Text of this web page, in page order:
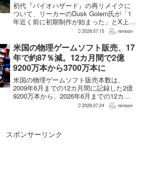
初代『バイオハザード』の再リメイクに
ついて、リーカーのDusk Golem氏が「1
年近く前に初期制作が始まった」とX上で
述べた。同氏によれば、プリプロダクシ
本格制作へ移るのは『バイオハザード
RE:...
2026.07.15 remoon
米国の物理ゲームソフト販売、17
年で約87％減。12カ月間で2億
9200万本から3700万本に
米国の物理ゲームソフト販売本数は、
2009年6月までの12カ月間に記録した2億
9200万本から、2026年6月までの12カ月
間には3700万本まで減少した。市場調査
2026.07.24 remoon
スポンサーリンク